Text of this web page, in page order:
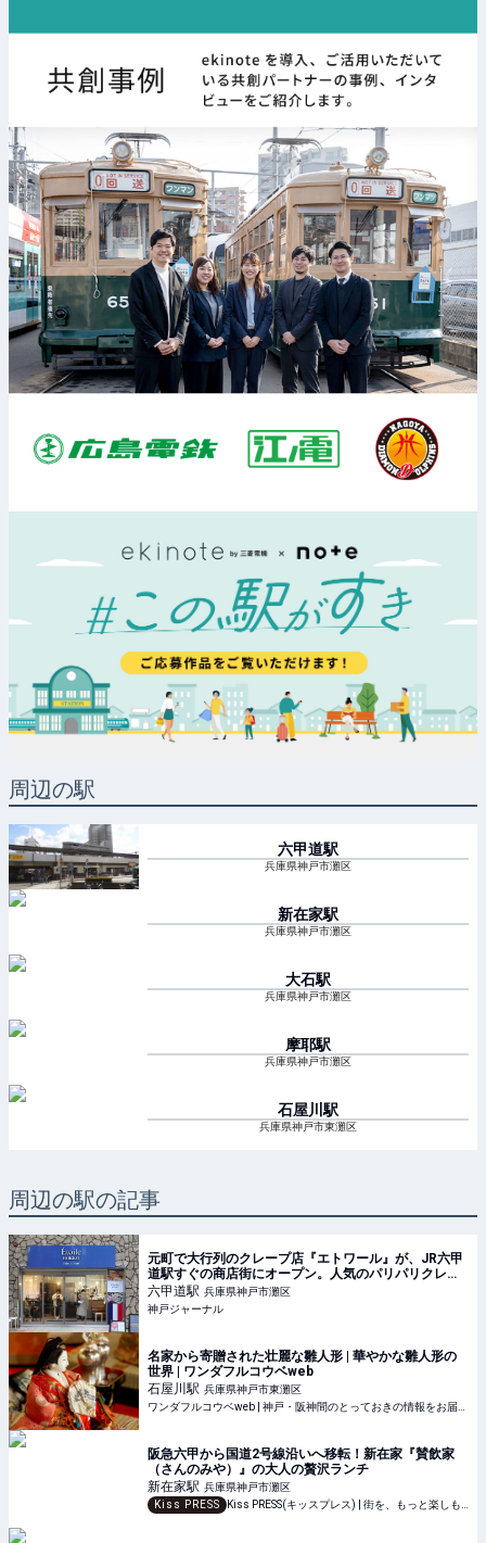
周辺の駅
六甲道駅
兵庫県神戸市灘区
新在家駅
兵庫県神戸市灘区
大石駅
兵庫県神戸市灘区
摩耶駅
兵庫県神戸市灘区
石屋川 駅
兵庫県神戸市東灘区
周辺の駅の記事
元町で大行列のクレープ店『エトワール』が、JR六甲
道駅すぐの商店街にオープン。人気のパリパリクレー
プに、初のジェラートも | 神戸ジャーナル
六甲道駅 兵庫県神戸市灘区
神戸ジャーナル
名家から寄贈された壮麗な雛人形 | 華やかな雛人形の
世界 | ワンダフルコウベweb
石屋川駅 兵庫県神戸市東灘区
阪急六甲から国道2号線沿いへ移転！新在家『賛飲家
（さんのみや）』の大人の贅沢ランチ
新在家駅 兵庫県神戸市灘区
Kiss PRESS